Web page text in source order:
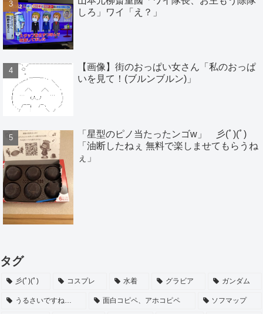
しろ」ワイ「え？」
【画像】街のおっぱい女さん「私のおっぱ
いを見て！(ブルンブルン)」
「星型のピノ当たったンゴw」 彡(ﾟ)(ﾟ)
「油断したねぇ 無料で楽しませてもらうね
ぇ」
タグ
彡(ﾟ)(ﾟ) コスプレ 水着 グラビア ガンダム
うるさいですね… 面白コピペ、アホコピペ ソフマップ